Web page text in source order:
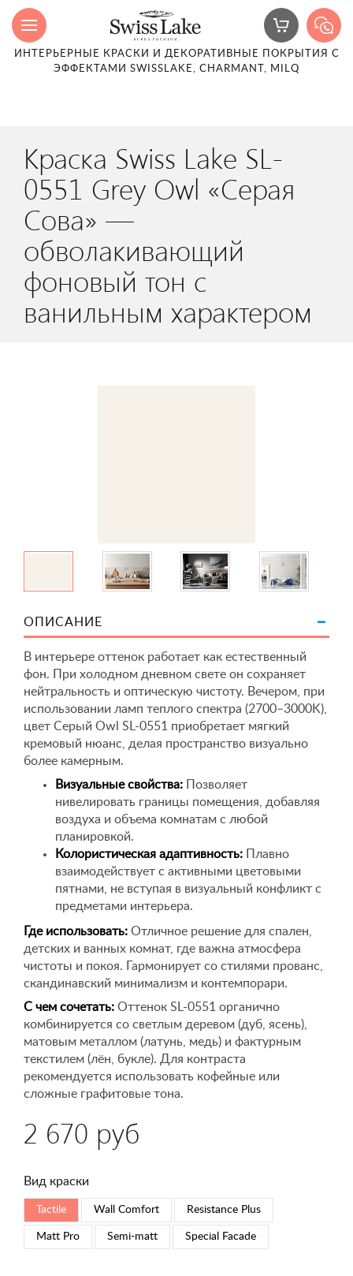
ИНТЕРЬЕРНЫЕ КРАСКИ И ДЕКОРАТИВНЫЕ ПОКРЫТИЯ С
ЭФФЕКТАМИ SWISSLAKE, CHARMANT, MILQ
Краска Swiss Lake SL-
0551 Grey Owl «Серая
Сова» —
обволакивающий
фоновый тон с
ванильным характером
ОПИСАНИЕ
В интерьере оттенок работает как естественный
фон. При холодном дневном свете он сохраняет
нейтральность и оптическую чистоту. Вечером, при
использовании ламп теплого спектра (2700–3000K),
цвет Серый Owl SL-0551 приобретает мягкий
кремовый нюанс, делая пространство визуально
более камерным.
Визуальные свойства: Позволяет
нивелировать границы помещения, добавляя
воздуха и объема комнатам с любой
планировкой.
Колористическая адаптивность: Плавно
взаимодействует с активными цветовыми
пятнами, не вступая в визуальный конфликт с
предметами интерьера.
Где использовать: Отличное решение для спален,
детских и ванных комнат, где важна атмосфера
чистоты и покоя. Гармонирует со стилями прованс,
скандинавский минимализм и контемпорари.
С чем сочетать: Оттенок SL-0551 органично
комбинируется со светлым деревом (дуб, ясень),
матовым металлом (латунь, медь) и фактурным
текстилем (лён, букле). Для контраста
рекомендуется использовать кофейные или
сложные графитовые тона.
2 670 руб
Вид краски
Tactile Wall Comfort Resistance Plus
Matt Pro Semi-matt Special Faсade